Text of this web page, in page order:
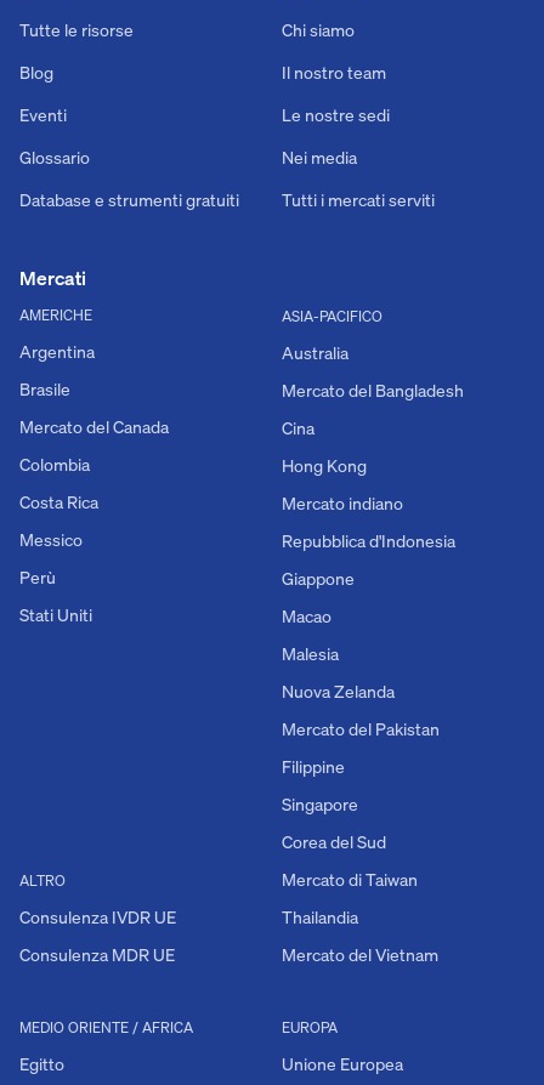
Tutte le risorse
Blog
Eventi
Glossario
Database e strumenti gratuiti
Chi siamo
Il nostro team
Le nostre sedi
Nei media
Tutti i mercati serviti
Mercati
AMERICHE
Argentina
Brasile
Mercato del Canada
Colombia
Costa Rica
Messico
Perù
Stati Uniti
ALTRO
Consulenza IVDR UE
Consulenza MDR UE
EUROPA
Unione Europea
MEDIO ORIENTE / AFRICA
Egitto
ASIA-PACIFICO
Australia
Mercato del Bangladesh
Cina
Hong Kong
Mercato indiano
Repubblica d'Indonesia
Giappone
Macao
Malesia
Nuova Zelanda
Mercato del Pakistan
Filippine
Singapore
Corea del Sud
Mercato di Taiwan
Thailandia
Mercato del Vietnam